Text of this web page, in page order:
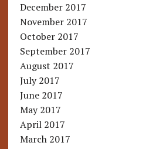
December 2017
November 2017
October 2017
September 2017
August 2017
July 2017
June 2017
May 2017
April 2017
March 2017